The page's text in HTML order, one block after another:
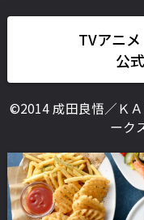
TVアニ
公
©2014 成田良悟／Ｋ
ーク